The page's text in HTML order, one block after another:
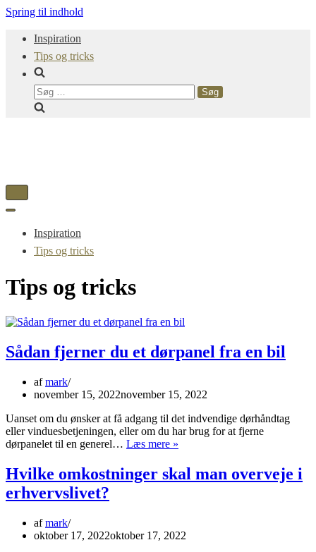
Spring til indhold
Inspiration
Tips og tricks
Søg
efter:
Tænd/sluk
Tænd/sluk
navigationInspiration
Tips og tricks
Tips og tricks
Sådan fjerner du et dørpanel fra en bil
afmark
november 15, 2022november 15, 2022
Uanset om du ønsker at få adgang til det indvendige dørhåndtag
eller vinduesbetjeningen, eller om du har brug for at fjerne
dørpanelet til en generel… Læs mere »
du
et
bil
Hvilke omkostninger skal man overveje i
erhvervslivet?
afmark
oktober 17, 2022oktober 17, 2022